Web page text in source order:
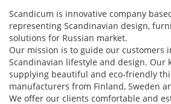
Sсandicum is innovative company
representing Scandinavian design,
solutions for Russian market.
Our mission is to guide our customers
Scandinavian lifestyle and design. Our
supplying beautiful and eco-friendly
manufacturers from Finland, Sweden
We offer our clients comfortable and